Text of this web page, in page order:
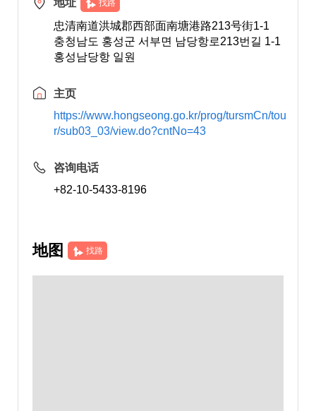
地址 找路
忠清南道洪城郡西部面南塘港路213号街1-1
충청남도 홍성군 서부면 남당항로213번길 1-1
홍성남당항 일원
主页
https://www.hongseong.go.kr/prog/tursmCn/tou
r/sub03_03/view.do?cntNo=43
咨询电话
+82-10-5433-8196
地图 找路